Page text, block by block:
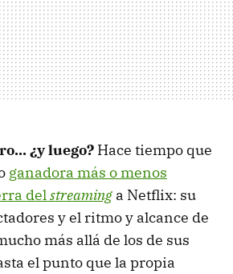
¿y luego? Hace tiempo que
ganadora más o menos
delstreaming a Netflix: su
y el ritmo y alcance de
más allá de los de sus
el punto que la propia